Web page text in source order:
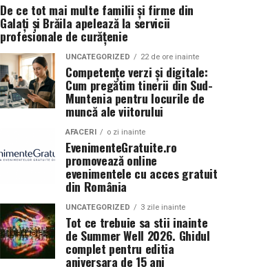
De ce tot mai multe familii și firme din
Galați și Brăila apelează la servicii
profesionale de curățenie
UNCATEGORIZED 22 de ore inainte
Competențe verzi și digitale:
Cum pregătim tinerii din Sud-
Muntenia pentru locurile de
muncă ale viitorului
AFACERI o zi inainte
EvenimenteGratuite.ro
promovează online
evenimentele cu acces gratuit
din România
UNCATEGORIZED 3 zile inainte
Tot ce trebuie sa stii inainte
de Summer Well 2026. Ghidul
complet pentru editia
aniversara de 15 ani